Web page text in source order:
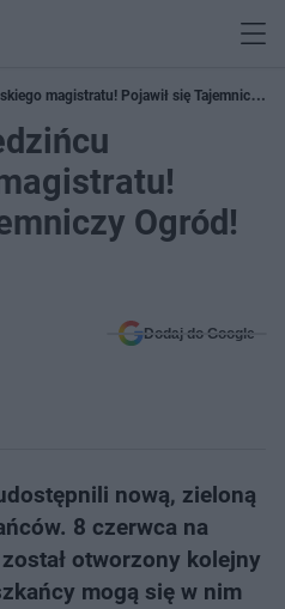
magistratu! Pojawił się Tajemniczy
Ogród!
Dodaj do Google
nową, zieloną
8 czerwca na
otworzony kolejny
mogą się w nim